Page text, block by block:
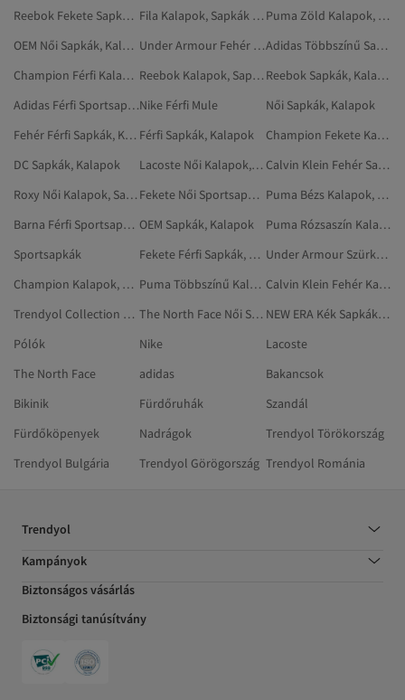
Reebok Fekete Sapkák, Kalapok
Fila Kalapok, Sapkák És Kesztyűk
Puma Zöld Kalapok, Sapkák És Kesztyűk
OEM Női Sapkák, Kalapok
Under Armour Fehér Sapkák, Kalapok
Adidas Többszínű Sapkák, Kalapok
Champion Férfi Kalapok, Sapkák És Kesztyűk
Reebok Kalapok, Sapkák És Kesztyűk
Reebok Sapkák, Kalapok
Adidas Férfi SportsapkákNike Férfi Mule
Női Sapkák, Kalapok
Fehér Férfi Sapkák, Kalapok Férfi Sapkák, Kalapok
Champion Fekete Kalapok, Sapkák És Kesztyűk
DC Sapkák, Kalapok
Lacoste Női Kalapok, Sapkák És Kesztyűk
Calvin Klein Fehér Sapkák, Kalapok
Roxy Női Kalapok, Sapkák És Kesztyűk
Fekete Női Sportsapkák
Puma Bézs Kalapok, Sapkák És Kesztyűk
Barna Férfi Sportsapkák OEM Sapkák, Kalapok
Puma Rózsaszín Kalapok, Sapkák És Kesztyűk
Sportsapkák
Fekete Férfi Sapkák, Kalapok
Under Armour Szürke Sapkák, Kalapok
Champion Kalapok, Sapkák És Kesztyűk
Puma Többszínű Kalapok, Sapkák És Kesztyűk
Calvin Klein Fehér Kalapok, Sapkák És Kesztyűk
Trendyol Collection Fekete Sapkák, Kalapok
The North Face Női Sapkák, Kalapok
NEW ERA Kék Sapkák, Kalapok
Pólók
Nike
Lacoste
The North Face
adidas
Bakancsok
Bikinik
Fürdőruhák
Szandál
Fürdőköpenyek
Nadrágok
Trendyol Törökország
Trendyol Bulgária
Trendyol Görögország Trendyol Románia
Trendyol
Kampányok
Biztonságos vásárlás
Biztonsági tanúsítvány